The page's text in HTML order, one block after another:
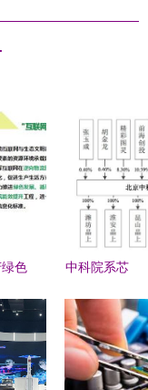
色
式
实践
中科院系芯
科创板 自
研DSP核赋
能天通一号